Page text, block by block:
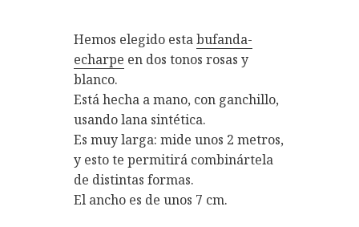
Hemos elegido estabufanda-
echarpe en dos tonos rosas y
blanco.
Está hecha a mano, con ganchillo,
usando lana sintética.
Es muy larga: mide unos 2 metros,
y esto te permitirá combinártela
de distintas formas.
El ancho es de unos 7 cm.